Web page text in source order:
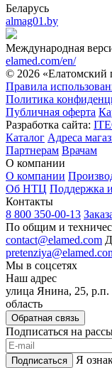
Беларусь
almag01.by
Международная
elamed.com/en/
© 2026 «Елатомский
Правила
Политика
Публичная оферта
Разработка сайта:
Каталог Адреса
Партнерам Врачам
О компании
О компании
Об НТЦ Поддержка
Контакты
8 800 350-00-13
По общим и
contact@elamed.com
Мы в соцсетях
Наш адрес
улица Янина, 25, р.п.
область
Обратная связь
Подписаться на
Подписаться Я